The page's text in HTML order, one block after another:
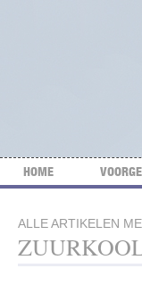
HOME
ALLE ARTIKELEN